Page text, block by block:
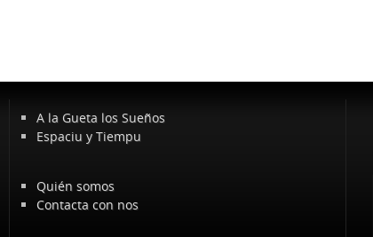
A la Gueta los Sueños
Espaciu y Tiempu
Quién somos
Contacta con nos